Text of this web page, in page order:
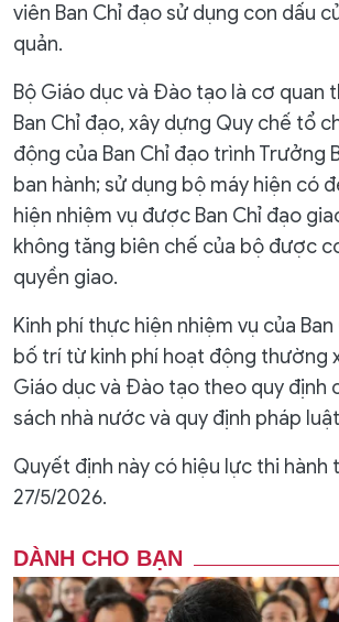
viên Ban Chỉ đạo sử dụng con dấu
quản.
Bộ Giáo dục và Đào tạo là cơ quan
Ban Chỉ đạo, xây dựng Quy chế tổ
động của Ban Chỉ đạo trình Trưởng
ban hành; sử dụng bộ máy hiện có
hiện nhiệm vụ được Ban Chỉ đạo
không tăng biên chế của bộ được
quyền giao.
Kinh phí thực hiện nhiệm vụ của
bố trí từ kinh phí hoạt động thường
Giáo dục và Đào tạo theo quy định
sách nhà nước và quy định pháp
Quyết định này có hiệu lực thi hành
27/5/2026.